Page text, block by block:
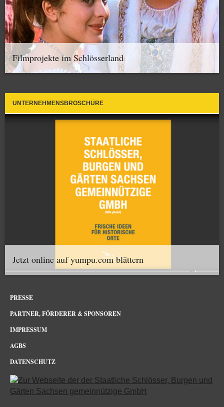
Filmprojekte im Schlösserland
UNTERNEHMENSBROSCHÜRE
Jetzt online auf yumpu.com blättern
PRESSE
PARTNER, FÖRDERER & SPONSOREN
IMPRESSUM
AGBS
DATENSCHUTZ